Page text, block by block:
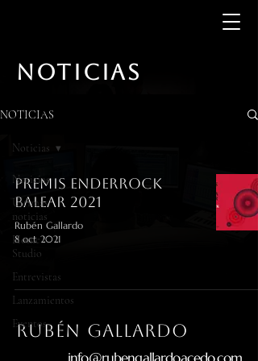
NOTICIAS
NOTICIAS
Noticias
Últimas
noticias
Home
Studio
Entrevistas
Lanzamientos
Eventos
Noticias
Premis Enderrock
Balear 2021
Rubén Gallardo
8 oct 2021
RUBÉN gallardo